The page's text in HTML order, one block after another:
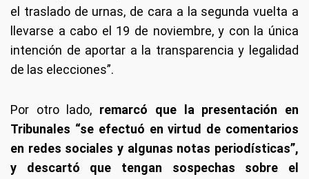
el traslado de urnas, de cara a la segunda vuelta a
llevarse a cabo el 19 de noviembre, y con la única
intención de aportar a la transparencia y legalidad
de las elecciones”.
Por otro lado, remarcó que la presentación en
Tribunales “se efectuó en virtud de comentarios
en redes sociales y algunas notas periodísticas”,
y descartó que tengan sospechas sobre el